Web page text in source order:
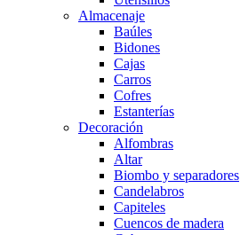
Almacenaje
Baúles
Bidones
Cajas
Carros
Cofres
Estanterías
Decoración
Alfombras
Altar
Biombo y separadores
Candelabros
Capiteles
Cuencos de madera